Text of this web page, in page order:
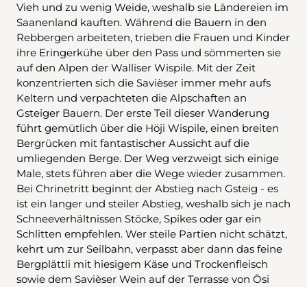
Vieh und zu wenig Weide, weshalb sie Ländereien im
Saanenland kauften. Während die Bauern in den
Rebbergen arbeiteten, trieben die Frauen und Kinder
ihre Eringerkühe über den Pass und sömmerten sie
auf den Alpen der Walliser Wispile. Mit der Zeit
konzentrierten sich die Savièser immer mehr aufs
Keltern und verpachteten die Alpschaften an
Gsteiger Bauern. Der erste Teil dieser Wanderung
führt gemütlich über die Höji Wispile, einen breiten
Bergrücken mit fantastischer Aussicht auf die
umliegenden Berge. Der Weg verzweigt sich einige
Male, stets führen aber die Wege wieder zusammen.
Bei Chrinetritt beginnt der Abstieg nach Gsteig - es
ist ein langer und steiler Abstieg, weshalb sich je nach
Schneeverhältnissen Stöcke, Spikes oder gar ein
Schlitten empfehlen. Wer steile Partien nicht schätzt,
kehrt um zur Seilbahn, verpasst aber dann das feine
Bergplättli mit hiesigem Käse und Trockenfleisch
sowie dem Savièser Wein auf der Terrasse von Ösi